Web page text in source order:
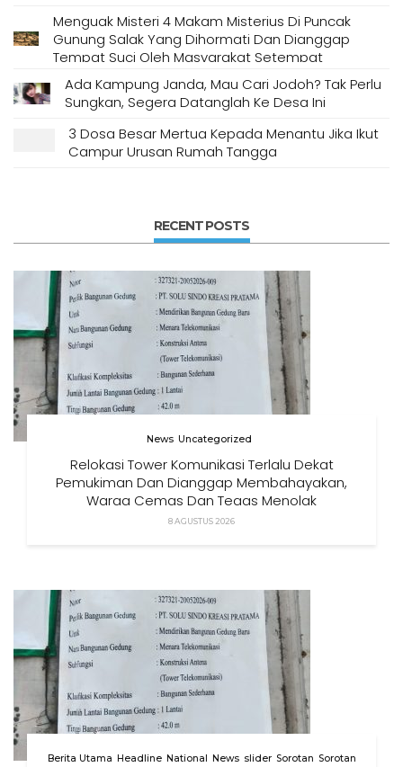
Menguak Misteri 4 Makam Misterius Di Puncak
Gunung Salak Yang Dihormati Dan Dianggap
Tempat Suci Oleh Masyarakat Setempat
Ada Kampung Janda, Mau Cari Jodoh? Tak Perlu
Sungkan, Segera Datanglah Ke Desa Ini
3 Dosa Besar Mertua Kepada Menantu Jika Ikut
Campur Urusan Rumah Tangga
RECENT POSTS
News Uncategorized
Relokasi Tower Komunikasi Terlalu Dekat
Pemukiman Dan Dianggap Membahayakan,
Warga Cemas Dan Tegas Menolak
8 AGUSTUS 2026
Berita Utama Headline National News slider Sorotan Sorotan